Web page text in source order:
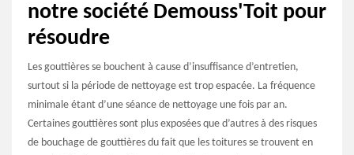
notre société Demouss'Toit pour
résoudre
Les gouttières se bouchent à cause d’insuffisance d’entretien,
surtout si la période de nettoyage est trop espacée. La fréquence
minimale étant d’une séance de nettoyage une fois par an.
Certaines gouttières sont plus exposées que d’autres à des risques
de bouchage de gouttières du fait que les toitures se trouvent en